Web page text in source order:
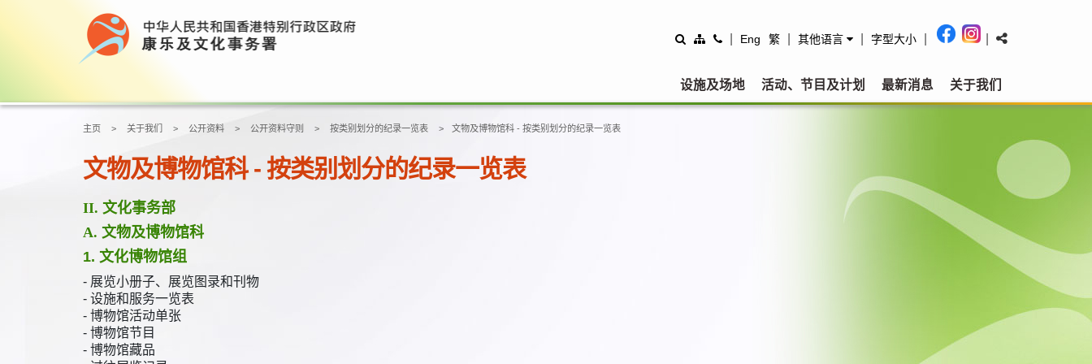
Eng 繁 其他语言 字型大小
设施及场地 活动、节目及计划 最新消息 关于我们
主页 关于我们 公开资料 公开资料守则 按类别划分的纪录一览表 文物及博物馆科 - 按类别划分的纪录一览表
文物及博物馆科 - 按类别划分的纪录一览表
II. 文化事务部
A. 文物及博物馆科
1. 文化博物馆组
- 展览小册子、展览图录和刊物
- 设施和服务一览表
- 博物馆活动单张
- 博物馆节目
- 博物馆藏品